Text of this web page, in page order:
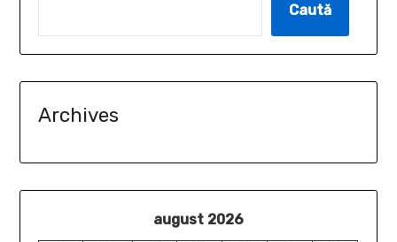
Caută
Archives
august 2026